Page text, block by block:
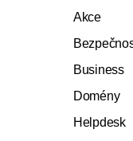
Akce
Business
Domény
Helpdesk